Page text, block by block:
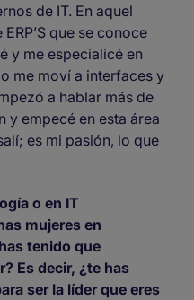
de IT. En aquel
que se conoce
y me especialicé en
me moví a interfaces y
a hablar más de
y empecé en esta área
es mi pasión, lo que
o en IT
mujeres en
tenido que
Es decir, ¿te has
ser la líder que eres